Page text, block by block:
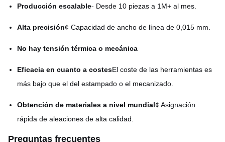
Producción escalable- Desde 10 piezas a 1M+ al mes.
Alta precisión¢ Capacidad de ancho de línea de 0,015 mm.
No hay tensión térmica o mecánica
Eficacia en cuanto a costesEl coste de las herramientas es
más bajo que el del estampado o el mecanizado.
Obtención de materiales a nivel mundial¢ Asignación
rápida de aleaciones de alta calidad.
Preguntas frecuentes